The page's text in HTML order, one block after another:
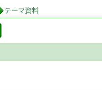
テーマ資料